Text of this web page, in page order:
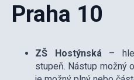
Praha 10
ZŠ Hostýnská –
stupeň. Nástup možný